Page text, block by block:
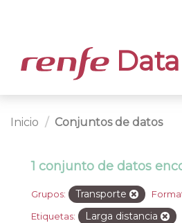
Data
Inicio Conjuntos de datos
1 conjunto de datos
Grupos: Transporte
Etiquetas: Larga distancia